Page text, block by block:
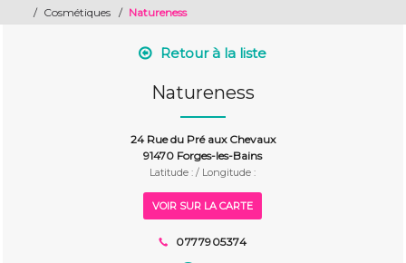
/ Cosmétiques / Natureness
Retour à la liste
Natureness
24 Rue du Pré aux Chevaux
91470 Forges-les-Bains
Latitude : / Longitude :
VOIR SUR LA CARTE
0777905374